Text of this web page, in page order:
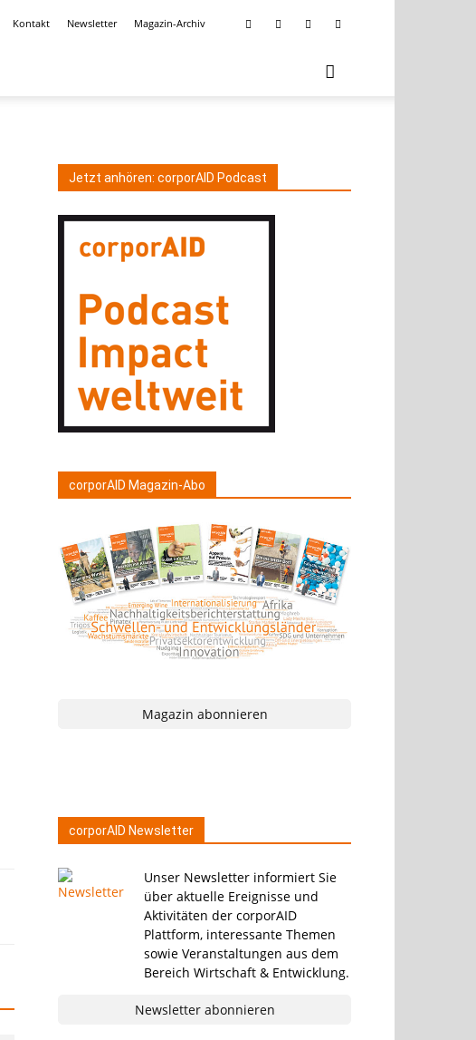
Kontakt Newsletter Magazin-Archiv
Jetzt anhören: corporAID Podcast
corporAID Magazin-Abo
Magazin abonnieren
corporAID Newsletter
Unser Newsletter informiert Sie
über aktuelle Ereignisse und
Aktivitäten der corporAID
Plattform, interessante Themen
sowie Veranstaltungen aus dem
Bereich Wirtschaft & Entwicklung.
Newsletter abonnieren